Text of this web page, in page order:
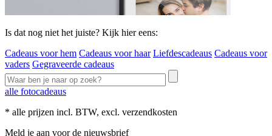
Is dat nog niet het juiste? Kijk hier eens:
Cadeaus voor hem Cadeaus voor haar Liefdescadeaus Cadeaus voor
vaders Gegraveerde cadeaus
alle fotocadeaus
* alle prijzen incl. BTW, excl. verzendkosten
Meld je aan voor de nieuwsbrief